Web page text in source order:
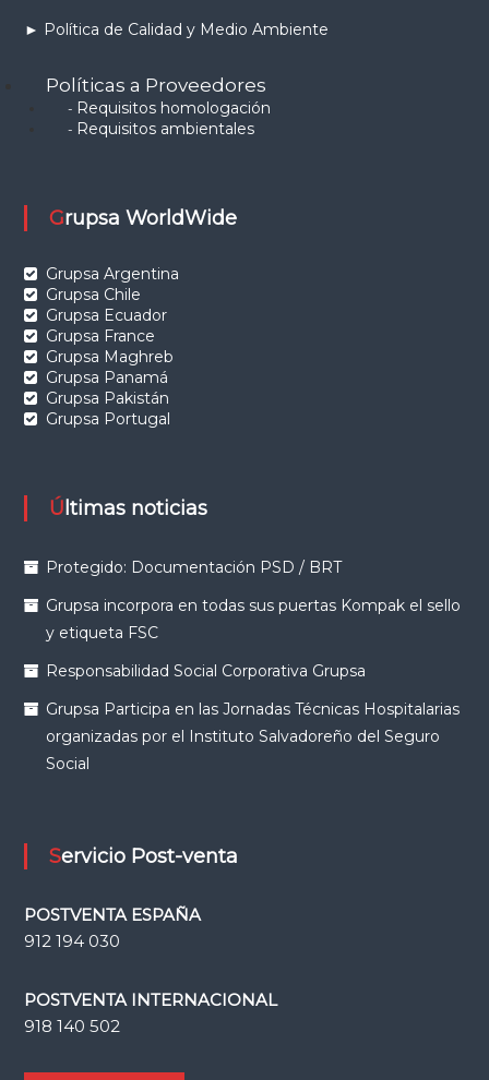
► Política de Calidad y Medio Ambiente
Políticas a Proveedores
- Requisitos homologación
- Requisitos ambientales
Grupsa WorldWide
Grupsa Argentina
Grupsa Chile
Grupsa Ecuador
Grupsa France
Grupsa Maghreb
Grupsa Panamá
Grupsa Pakistán
Grupsa Portugal
Últimas noticias
Protegido: Documentación PSD / BRT
Grupsa incorpora en todas sus puertas Kompak el sello
y etiqueta FSC
Responsabilidad Social Corporativa Grupsa
Grupsa Participa en las Jornadas Técnicas Hospitalarias
organizadas por el Instituto Salvadoreño del Seguro
Social
Servicio Post-venta
POSTVENTA ESPAÑA
912 194 030
POSTVENTA INTERNACIONAL
918 140 502